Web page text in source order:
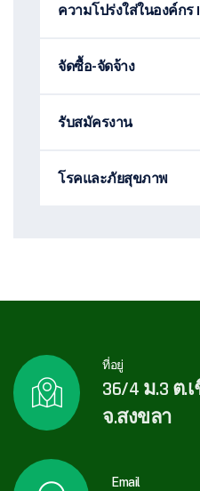
ความโปร่งใส่ในองค์กร
จัดซื้อ-จัดจ้าง
รับสมัครงาน
โรคและภัยสุขภาพ
ที่อยู่
36/4 ม.3 ต.
จ.สงขลา
Email